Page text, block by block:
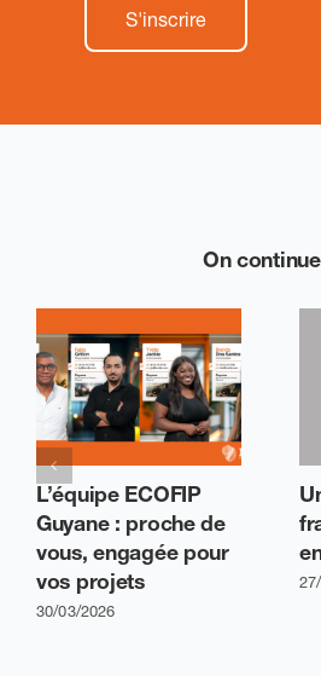
On
L’équipe ECOFIP
Guyane : proche de
vous, engagée pour
vos projets
30/03/2026